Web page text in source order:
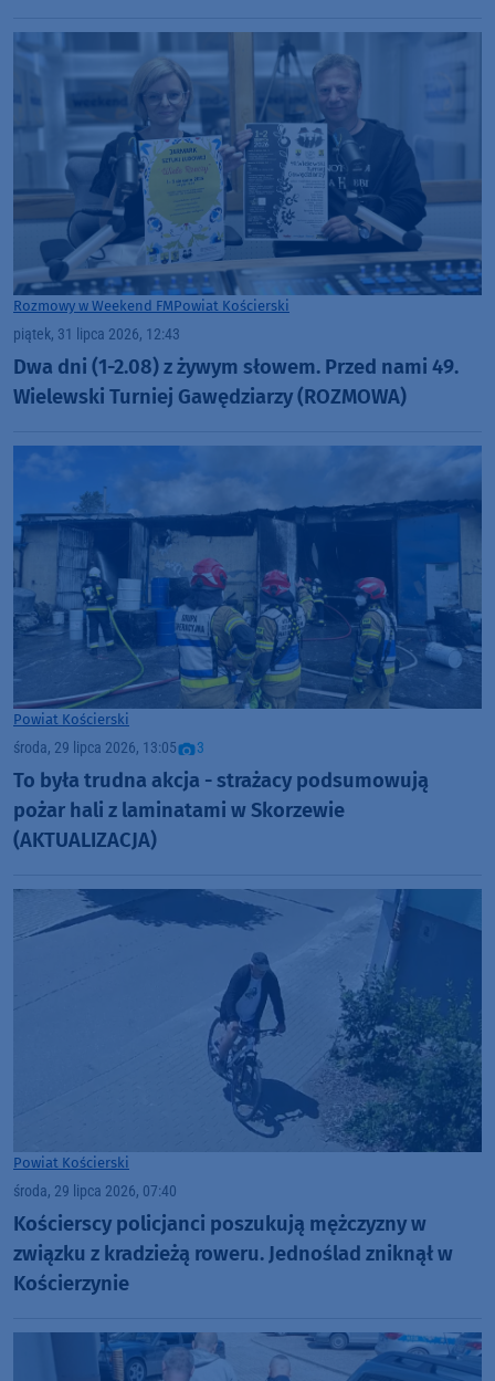
Rozmowy w Weekend FMPowiat Kościerski
piątek, 31 lipca 2026, 12:43
Dwa dni (1-2.08) z żywym słowem. Przed nami 49.
Wielewski Turniej Gawędziarzy (ROZMOWA)
Powiat Kościerski
środa, 29 lipca 2026, 13:05 3
To była trudna akcja - strażacy podsumowują
pożar hali z laminatami w Skorzewie
(AKTUALIZACJA)
Powiat Kościerski
środa, 29 lipca 2026, 07:40
Kościerscy policjanci poszukują mężczyzny w
związku z kradzieżą roweru. Jednoślad zniknął w
Kościerzynie